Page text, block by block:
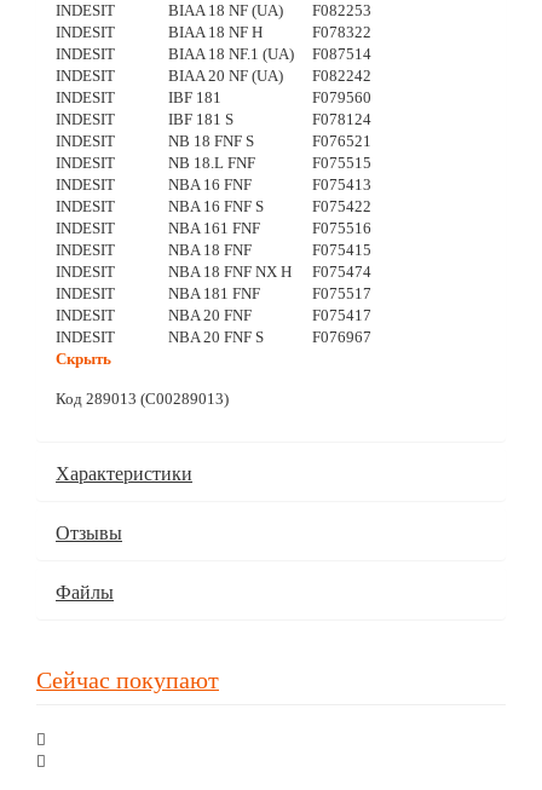
INDESIT
BIAA 18 NF (UA)
F082253
INDESIT
BIAA 18 NF H
F078322
INDESIT
BIAA 18 NF.1 (UA)
F087514
INDESIT
BIAA 20 NF (UA)
F082242
INDESIT
IBF 181
F079560
INDESIT
IBF 181 S
F078124
INDESIT
NB 18 FNF S
F076521
INDESIT
NB 18.L FNF
F075515
INDESIT
NBA 16 FNF
F075413
INDESIT
NBA 16 FNF S
F075422
INDESIT
NBA 161 FNF
F075516
INDESIT
NBA 18 FNF
F075415
INDESIT
NBA 18 FNF NX H
F075474
INDESIT
NBA 181 FNF
F075517
INDESIT
NBA 20 FNF
F075417
INDESIT
NBA 20 FNF S
F076967
Скрыть
Код 289013 (С00289013)
Характеристики
Отзывы
Файлы
Сейчас покупают